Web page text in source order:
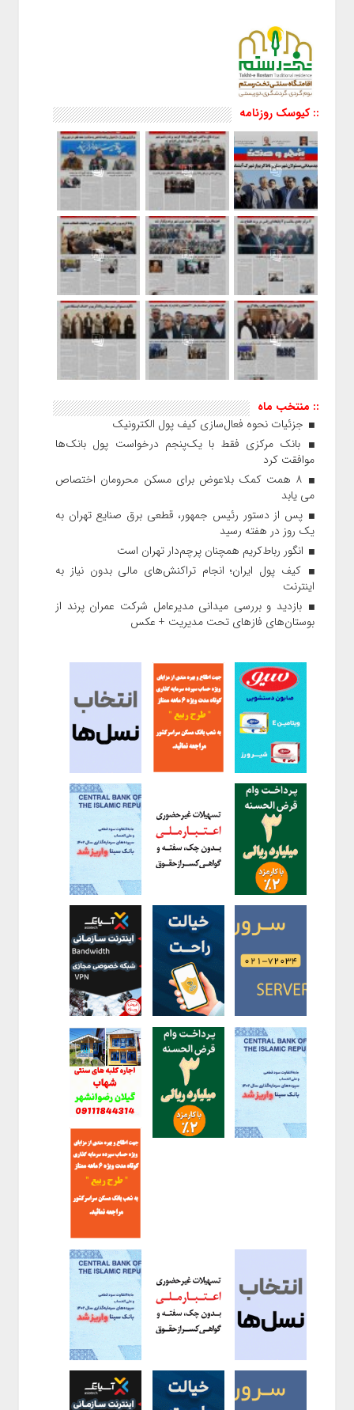
:: کیوسک روزنامه
:: منتخب ماه
جزئیات نحوه فعال‌سازی کیف پول الکترونیک
بانک مرکزی فقط با یک‌‎پنجم درخواست پول بانک‌ها
موافقت کرد
۸ همت کمک بلاعوض برای مسکن محرومان اختصاص
می یابد
پس از دستور رئیس‌ جمهور، قطعی برق صنایع تهران به
یک روز در هفته رسید
انگور رباط‌کریم همچنان پرچم‌دار تهران است
کیف پول ایران؛ انجام تراکنش‌های مالی بدون نیاز به
اینترنت
بازدید و بررسی میدانی مدیرعامل شرکت عمران پرند از
بوستان‌های فازهای تحت مدیریت + عکس